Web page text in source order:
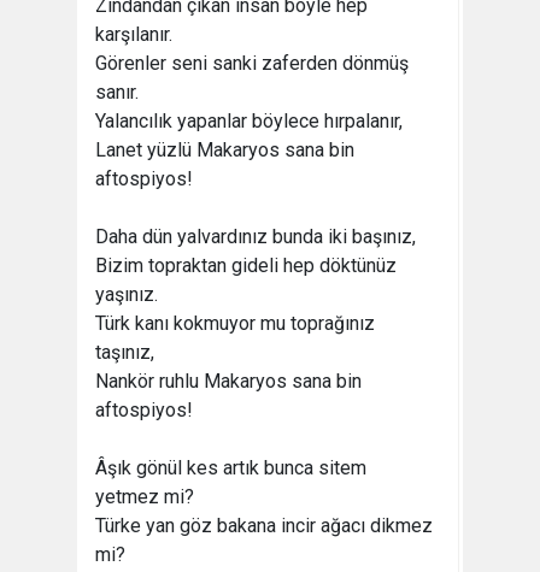
Zindandan çıkan insan böyle hep
karşılanır.
Görenler seni sanki zaferden dönmüş
sanır.
Yalancılık yapanlar böylece hırpalanır,
Lanet yüzlü Makaryos sana bin
aftospiyos!
Daha dün yalvardınız bunda iki başınız,
Bizim topraktan gideli hep döktünüz
yaşınız.
Türk kanı kokmuyor mu toprağınız
taşınız,
Nankör ruhlu Makaryos sana bin
aftospiyos!
Âşık gönül kes artık bunca sitem
yetmez mi?
Türke yan göz bakana incir ağacı dikmez
mi?